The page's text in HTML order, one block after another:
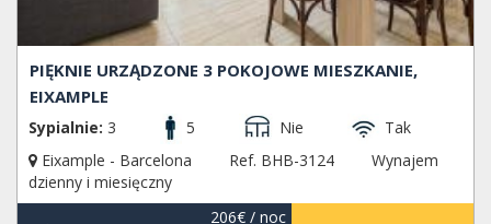
PIĘKNIE URZĄDZONE 3 POKOJOWE MIESZKANIE,
EIXAMPLE
Sypialnie: 3 5 Nie
Tak
Eixample - Barcelona
Ref. BHB-3124
Wynajem
dzienny i miesięczny
206€/ noc